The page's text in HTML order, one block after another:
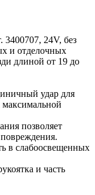
24V, без
и отделочных
длиной от 19 до
удар для
максимальной
позволяет
в слабоосвещенных
и часть